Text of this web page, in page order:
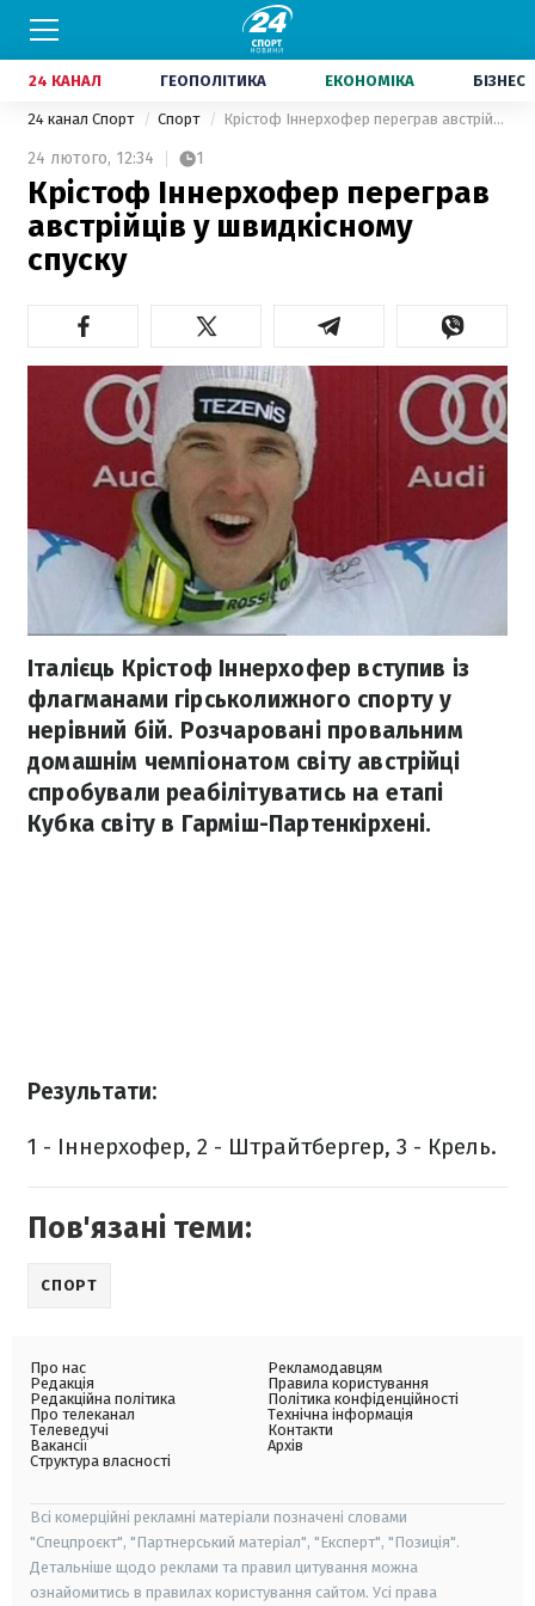
24 КАНАЛ ГЕОПОЛІТИКА ЕКОНОМІКА БІЗНЕС
24 канал Спорт Спорт Крістоф Іннерхофер переграв австрійців у швидкісному спуску
24 лютого, 12:34 1
Крістоф Іннерхофер переграв
австрійців у швидкісному
спуску
Італієць Крістоф Іннерхофер вступив із
флагманами гірськолижного спорту у
нерівний бій. Розчаровані провальним
домашнім чемпіонатом світу австрійці
спробували реабілітуватись на етапі
Кубка світу в Гарміш-Партенкірхені.
Результати:
1 - Іннерхофер, 2 - Штрайтбергер, 3 - Крель.
Пов'язані теми:
СПОРТ
Про нас
Редакція
Редакційна політика
Про телеканал
Телеведучі
Вакансії
Структура власності
Рекламодавцям
Правила користування
Політика конфіденційності
Технічна інформація
Контакти
Архів
Всі комерційні рекламні матеріали позначені словами
"Спецпроєкт", "Партнерський матеріал", "Експерт", "Позиція".
Детальніше щодо реклами та правил цитування можна
ознайомитись в правилах користування сайтом. Усі права